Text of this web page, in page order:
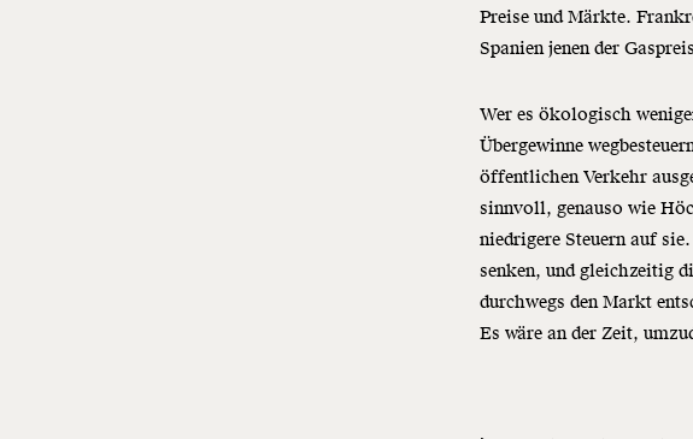
Preise und Märkte.
Spanien jenen der
Wer es ökologisch
Übergewinne
öffentlichen Verkehr
sinnvoll, genauso wie
niedrigere Steuern auf
senken, und gleichzeitig
durchwegs den Markt
Es wäre an der Zeit,